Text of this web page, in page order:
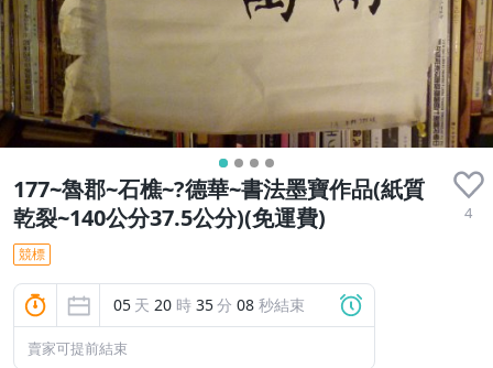
177~魯郡~石樵~?德華~書法墨寶作品(紙質
乾裂~140公分37.5公分)(免運費)
4
競標
05 天 20 時 35分 07 秒結束
賣家可提前結束